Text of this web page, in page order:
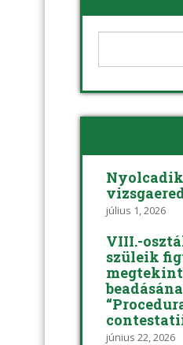
július 1, 2026
VIII.-
szüleik
június 22, 2026